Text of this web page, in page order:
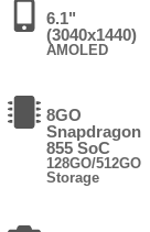
6.1"
(3040x1440)
AMOLED
8GO
Snapdragon
855 SoC
128GO/512GO
Storage